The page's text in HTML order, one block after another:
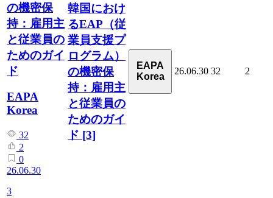
の機密保
持：雇用主
と従業員の
ためのガイ
ド
EAPA
Korea
32
2
0
26.06.30
3
韓国におけ
るEAP（従
業員支援プ
ログラム）
の機密保
持：雇用主
と従業員の
ためのガイ
ド [3]
EAPA
Korea
26.06.30 32 2